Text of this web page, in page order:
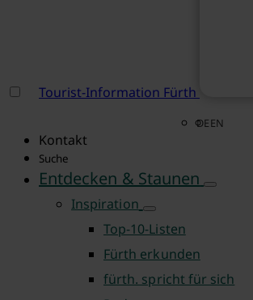
Tourist-Information Fürth
DEEN
Kontakt
Suche
Entdecken & Staunen
Inspiration
Top-10-Listen
Fürth erkunden
fürth. spricht für sich